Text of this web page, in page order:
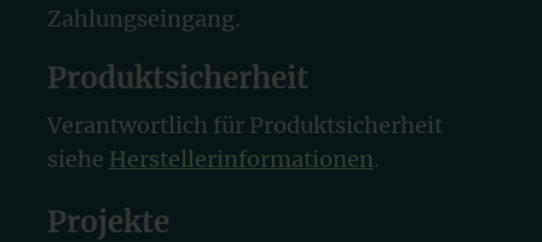
Zahlungseingang.
Produktsicherheit
Verantwortlich für Produktsicherheit
siehe Herstellerinformationen.
Projekte